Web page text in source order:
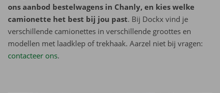
ons aanbod bestelwagens in Chanly, en kies welke
camionette het best bij jou past. Bij Dockx vind je
verschillende camionettes in verschillende groottes en
modellen met laadklep of trekhaak. Aarzel niet bij vragen:
contacteer ons.